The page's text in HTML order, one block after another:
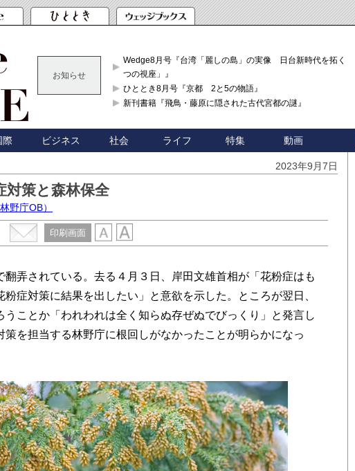
お知らせ
Wedge8月号『台湾「麗しの島」の実像 日台新時代を拓く「3
つの視座」』
ひととき8月号『京都 2と5の物語』
新刊書籍『飛鳥・藤原に隠された古代宮都の謎』
際 ビジネス 社会 ライフ 特集 動画
2023年9月7日
対策と森林保全
野庁OB）
印刷画面
弄されている。去る４月３日、岸田文雄首相が「花粉症はも
症対策に結果を出したい」と意欲を示した。ところが翌日、
うことか「われわれは全く知らぬ存ぜぬでびっくり」と発言し
策を担当する林野庁に根回しがなかったことが明らかになっ